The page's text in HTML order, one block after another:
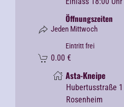
Öffnungszeiten
Jeden Mittwoch
Eintritt frei
0.00 €
Asta-Kneipe
Hubertusstraße 1
Rosenheim